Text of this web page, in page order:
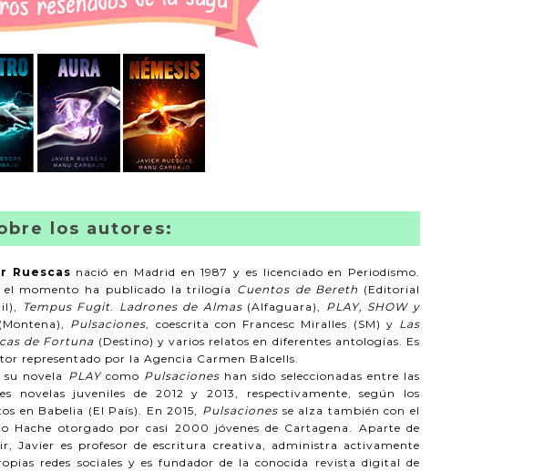
los autores:
Ruescas nació en Madrid en 1987 y es licenciado en Periodismo.
el momento ha publicado la trilogía Cuentos de Bereth (Editorial
Tempus Fugit. Ladrones de Almas(Alfaguara), PLAY, SHOW y
(Montena), Pulsaciones, coescrita con Francesc Miralles (SM) y Las
de Fortuna (Destino) y varios relatos en diferentes antologías. Es
representado por la Agencia Carmen Balcells.
su novela PLAYcomo Pulsaciones han sido seleccionadas entre las
novelas juveniles de 2012 y 2013, respectivamente, según los
en Babelia (El País). En 2015, Pulsaciones se alza también con el
Hache otorgado por casi 2000 jóvenes de Cartagena. Aparte de
Javier es profesor de escritura creativa, administra activamente
redes sociales y es fundador de la conocida revista digital de